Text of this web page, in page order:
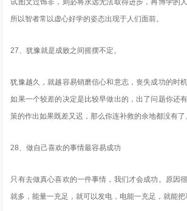
所以智者常以虚心好学的姿态出现于人们面前。
27、犹豫就是成败之间摇摆不定。
犹豫越久，就越容易销磨信心和意志，丧失成功的时
如果一个较差的决定是比较早做出的，出了问题你还
策的作出如果既差又迟，那么你连补救的余地都没有了
28、做自己喜欢的事情最容易成功
只有去做真心喜欢的一件事情，我们才会成功。原因
就多，能量一充足，就可以发电，电能一充足，就能把